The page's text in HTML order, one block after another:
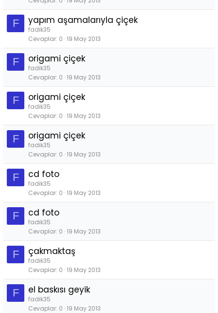
F yapım aşamalarıyla çiçek
fadik35
Cevaplar 0 19 May 2013
F origami çiçek
fadik35
Cevaplar 0 19 May 2013
F origami çiçek
fadik35
Cevaplar 0 19 May 2013
F origami çiçek
fadik35
Cevaplar 0 19 May 2013
F cd foto
fadik35
Cevaplar 0 19 May 2013
F cd foto
fadik35
Cevaplar 0 19 May 2013
F çakmaktaş
fadik35
Cevaplar 0 19 May 2013
F el baskısı geyik
fadik35
Cevaplar 0 19 May 2013